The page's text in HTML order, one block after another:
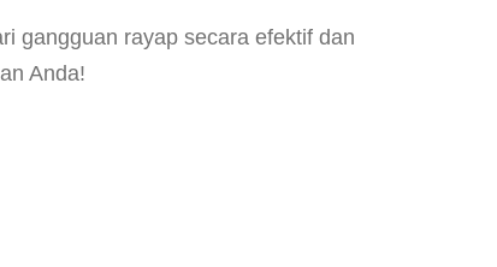
gangguan rayap secara efektif dan
Anda!